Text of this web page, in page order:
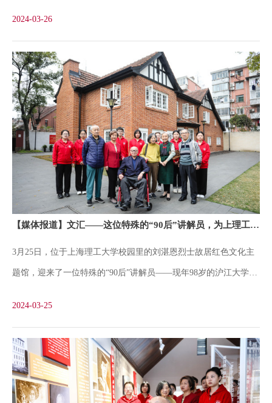
副部长张炜、校友处副处长王杨，档案馆吴禹星、翁佳、靳海进、
许振哲、时瑞、肖琳琳和故居志愿讲解队代表参加了此次活动。刘
光华校友与夫人首先来到刘湛恩烈士故居。刘湛恩校长一家在此生
活了十年，刘光华校友则度过了快乐的童年。1937年，淞沪抗战开
始后，全家被迫搬离。重返故居，他难掩激动之情。参观刘湛恩烈
士故居肖琳琳为来宾作了生动的讲解。展厅的布局和展板上的内容
勾起了刘光华校友尘封的记忆，他清楚地向大家介绍了父母和兄妹
各自卧室的位置，并动情地回忆了86年前父亲刘湛恩校长被刺牺牲
现在眼前，令在场的志愿讲解员和工作人员无不动容。刘光华校友
的回忆还为展厅内容充实了许多细节：“这张老照片中的‘黑脸’小男
2024-03-26
【媒体报道】文汇——这位特殊的“90后”讲解员，为上理工学子带来一堂思政课
3月25日，位于上海理工大学校园里的刘湛恩烈士故居红色文化主
题馆，迎来了一位特殊的“90后”讲解员——现年98岁的沪江大学首
一堂生动的思政课。“父亲双手将我托举起来送上公共汽车，就在
我双脚踩到脚踏、抓住扶手之际，突然一声枪响，背后父亲的手松
脱开来……”坐在轮椅上，面对着主题馆展陈中刘湛恩的大幅相
2024-03-25